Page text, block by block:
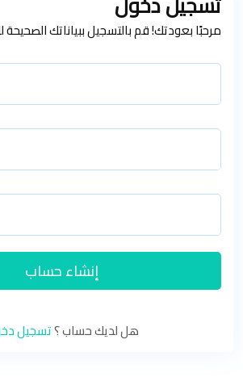
مرحبًا بعودتك! قم بالتسجيل ببياناتك الصحيحة
إنشاء حساب
هل لديك حساب ؟تسجيل